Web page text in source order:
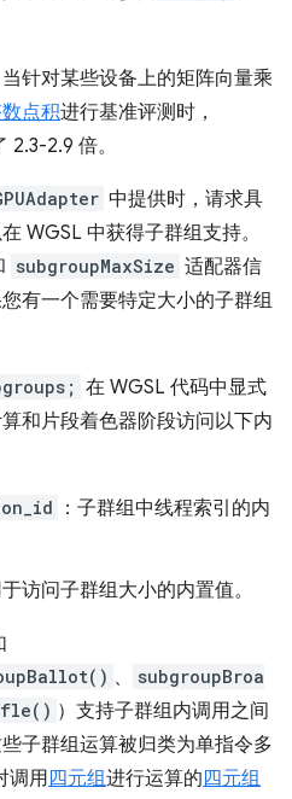
针对某些设备上的矩阵向量乘
点积进行基准评测时，
2.9 倍。
中提供时，请求具
WGSL 中获得子群组支持。
subgroupMaxSize 适配器信
有一个需要特定大小的子群组
在 WGSL 代码中显式
和片段着色器阶段访问以下内
：子群组中线程索引的内
于访问子群组大小的内置值。
、
subgroupBroa
）支持子群组内调用之间
子群组运算被归类为单指令多
调用 四元组进行运算的 四元组